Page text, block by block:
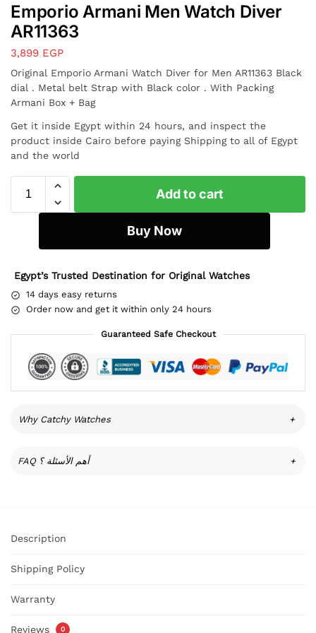
Emporio Armani Men Watch Diver
AR11363
3,899 EGP
Original Emporio Armani Watch Diver for Men AR11363 Black
dial . Metal belt Strap with Black color . With Packing
Armani Box + Bag
Get it inside Egypt within 24 hours, and inspect the
product inside Cairo before paying Shipping to all of Egypt
and the world
Add to cart
Buy Now
Egypt’s Trusted Destination for Original Watches
14 days easy returns
Order now and get it within only 24 hours
Guaranteed Safe Checkout
Why Catchy Watches +
FAQ أهم الأسئلة ؟ +
Description
Shipping Policy
Warranty
Reviews 0